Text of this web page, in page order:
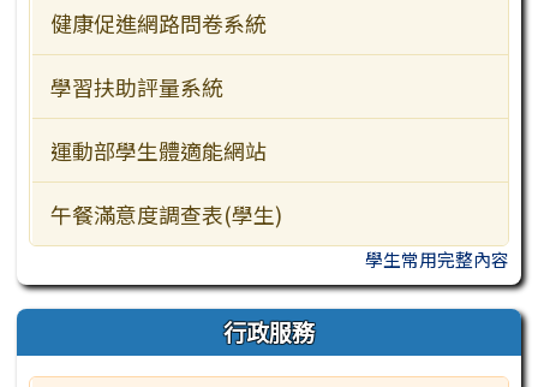
健康促進網路問卷系統
學習扶助評量系統
運動部學生體適能網站
午餐滿意度調查表(學生)
學生常用完整內容
行政服務